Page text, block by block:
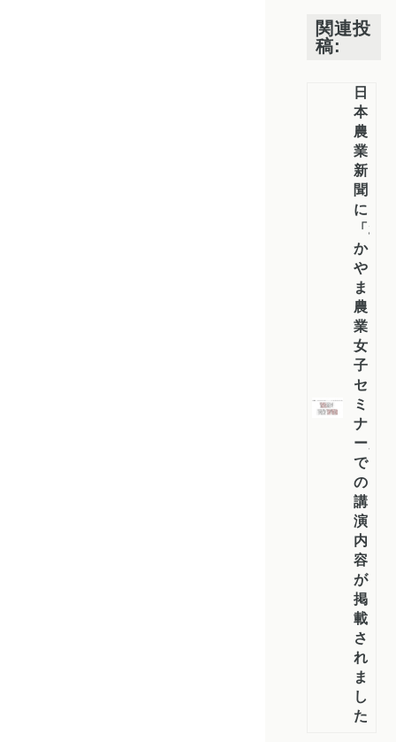
関連投
稿:
日
本
農
業
新
聞
に
「お
か
や
ま
農
業
女
子
セ
ミ
ナ
ー」
で
の
講
演
内
容
が
掲
載
さ
れ
ま
し
た